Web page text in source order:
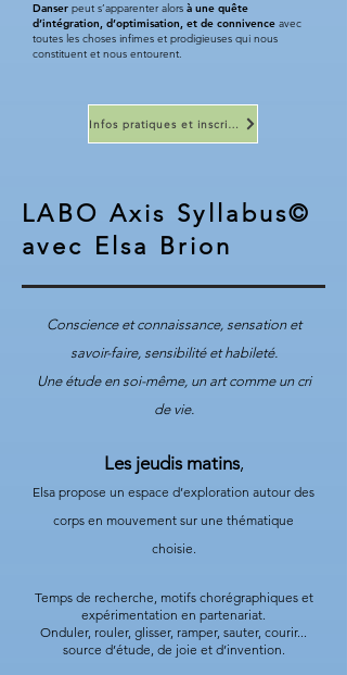
Danser peut s’apparenter alors à une quête
d’intégration, d’optimisation, et de connivence avec
toutes les choses infimes et prodigieuses qui nous
constituent et nous entourent.
Infos pratiques et inscriptions
LABO Axis Syllabus©
avec Elsa Brion
Conscience et connaissance, sensation et
savoir-faire, sensibilité et habileté.
Une étude en soi-même, un art comme un cri
de vie.
Les jeudis matins,
Elsa propose un espace d’exploration autour des
corps en mouvement sur une thématique
choisie.
Temps de recherche, motifs chorégraphiques et
expérimentation en partenariat.
Onduler, rouler, glisser, ramper, sauter, courir...
source d’étude, de joie et d’invention.